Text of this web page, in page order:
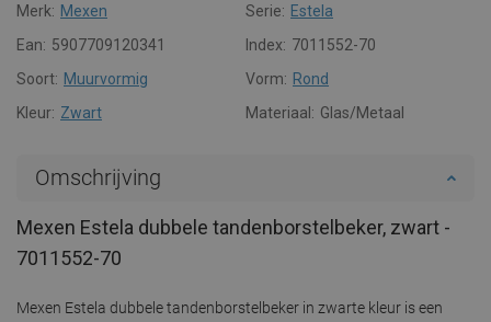
Merk: Mexen Serie: Estela
Ean: 5907709120341 Index: 7011552-70
Soort: Muurvormig Vorm: Rond
Kleur: Zwart Materiaal: Glas/Metaal
Omschrijving
Mexen Estela dubbele tandenborstelbeker, zwart -
7011552-70
Mexen Estela dubbele tandenborstelbeker in zwarte kleur is een